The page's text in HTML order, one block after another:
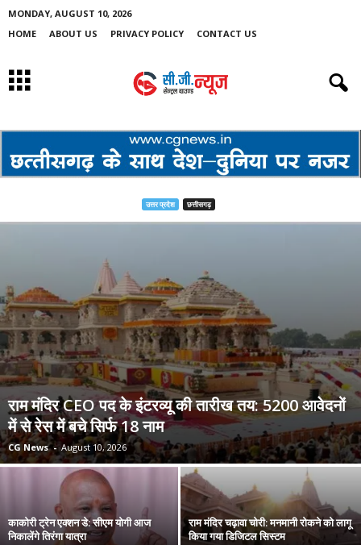
MONDAY, AUGUST 10, 2026
HOME
ABOUT US PRIVACY POLICY CONTACT US
उत्तर प्रदेश छत्तीसगढ़
राम मंदिर CEO पद के इंटरव्यू की तारीख तय: 5200 आवेदनों
में से रेस में बचे सिर्फ 18 नाम
CG News - August 10, 2026
काकोरी ट्रेन एक्शन डे: सीएम योगी आज
निकालेंगे तिरंगा यात्रा
राम मंदिर चढ़ावा चोरी: मनमानी रोकने को लागू
किया गया डिजिटल सिस्टम